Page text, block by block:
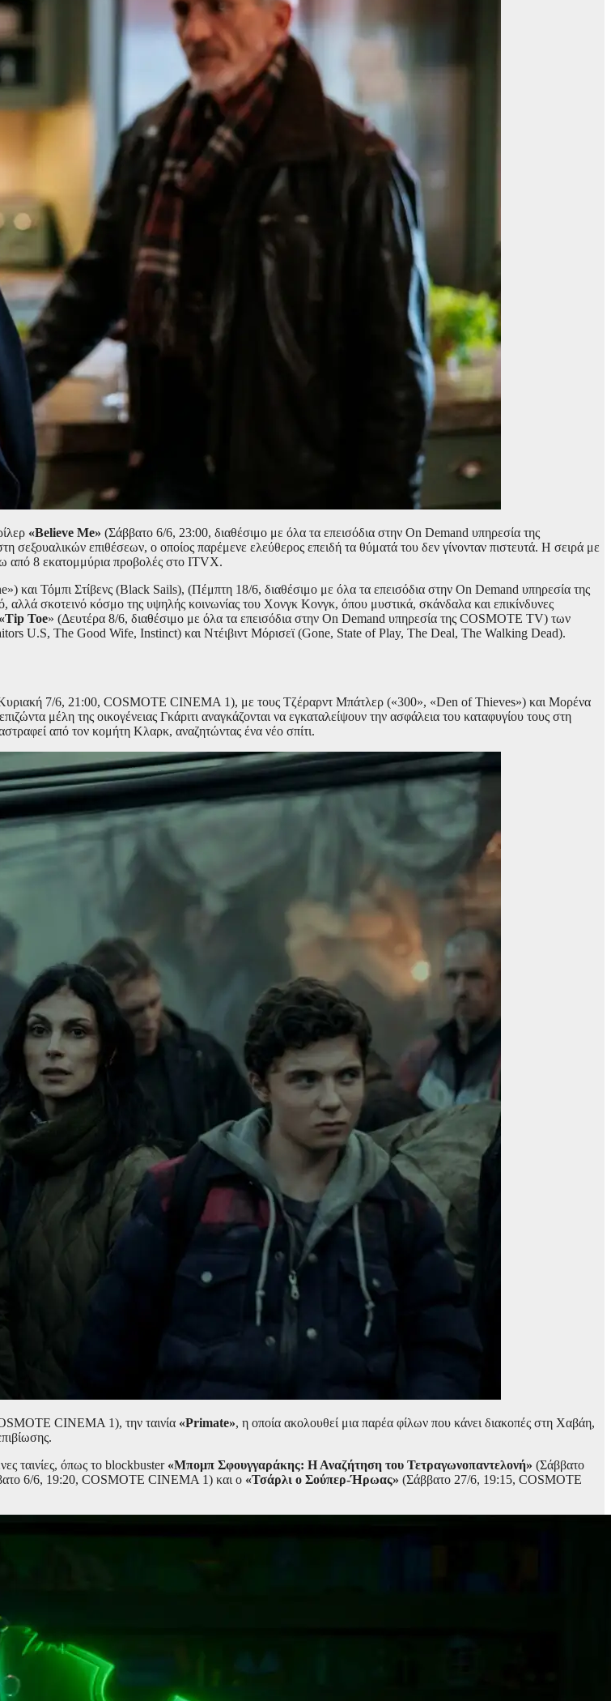
«Believe Me» (Σάββατο 6/6, 23:00, διαθέσιμο με όλα τα επεισόδια στην On Demand υπηρεσία της
επιθέσεων, ο οποίος παρέμενε ελεύθερος επειδή τα θύματά του δεν γίνονταν πιστευτά. Η σειρά με
από 8 εκατομμύρια προβολές στο ITVX.
και Τόμπι Στίβενς (Black Sails), (Πέμπτη 18/6, διαθέσιμο με όλα τα επεισόδια στην On Demand υπηρεσία της
σκοτεινό κόσμο της υψηλής κοινωνίας του Χονγκ Κονγκ, όπου μυστικά, σκάνδαλα και επικίνδυνες
«Tip Toe» (Δευτέρα 8/6, διαθέσιμο με όλα τα επεισόδια στην On Demand υπηρεσία της COSMOTE TV) των
U.S, The Good Wife, Instinct) και Ντέιβιντ Μόρισεϊ (Gone, State of Play, The Deal, The Walking Dead).
7/6, 21:00, COSMOTE CINEMA 1), με τους Τζέραρντ Μπάτλερ («300», «Den of Thieves») και Μορένα
μέλη της οικογένειας Γκάριτι αναγκάζονται να εγκαταλείψουν την ασφάλεια του καταφυγίου τους στη
από τον κομήτη Κλαρκ, αναζητώντας ένα νέο σπίτι.
CINEMA 1), την ταινία «Primate», η οποία ακολουθεί μια παρέα φίλων που κάνει διακοπές στη Χαβάη,
ταινίες, όπως το blockbuster «Μπομπ Σφουγγαράκης: Η Αναζήτηση του Τετραγωνοπαντελονή» (Σάββατο
6/6, 19:20, COSMOTE CINEMA 1) και ο «Τσάρλι ο Σούπερ-Ήρωας» (Σάββατο 27/6, 19:15, COSMOTE